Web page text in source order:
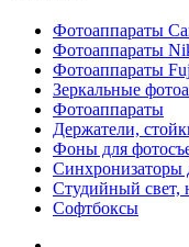
Фотоаппараты
Фотоаппараты
Фотоаппараты
Зеркальные
Фотоаппараты
Держатели,
Фоны для
Синхронизаторы
Студийный свет,
Софтбоксы